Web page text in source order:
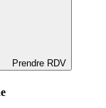
Prendre RDV